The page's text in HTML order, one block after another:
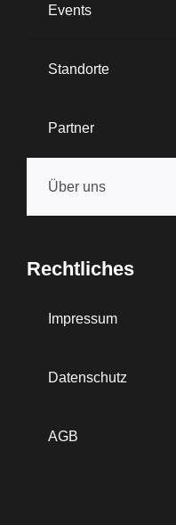
Events
Standorte
Partner
Über uns
Rechtliches
Impressum
Datenschutz
AGB